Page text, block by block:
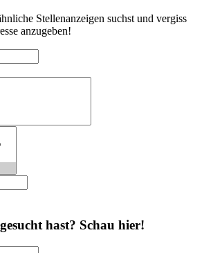
Stellenanzeigen suchst und vergiss
anzugeben!
hast? Schau hier!